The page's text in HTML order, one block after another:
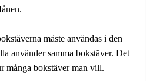
ånen.
måste användas i den
använder samma bokstäver. Det
många bokstäver man vill.